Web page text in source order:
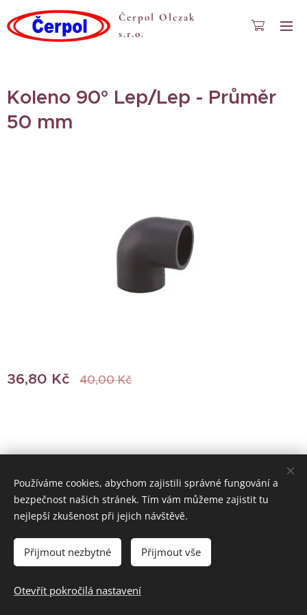
Čerpol Olczak
s.r.o.
Koleno 90° Lep/Lep - Průměr
50 mm
36,80 Kč 40,00Kč
Do košíku
© 2022 Všechna práva vyhrazena
Používáme cookies, abychom zajistili správné fungování a
bezpečnost našich stránek. Tím vám můžeme zajistit tu
nejlepší zkušenost při jejich návštěvě.
Přijmout nezbytné Přijmout vše
Otevřít pokročilá nastavení